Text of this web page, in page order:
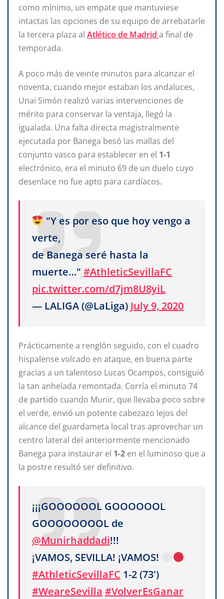
como mínimo, un empate que mantuviese
intactas las opciones de su equipo de arrebatarle
la tercera plaza al Atlético de Madrid a final de
temporada.
A poco más de veinte minutos para alcanzar el
noventa, cuando mejor estaban los andaluces,
Unai Simón realizó varias intervenciones de
mérito para conservar la ventaja, llegó la
igualada. Una falta directa magistralmente
ejecutada por Banega besó las mallas del
conjunto vasco para establecer en el 1-1
electrónico, era el minuto 69 de un duelo cuyo
desenlace no fue apto para cardíacos.
"Y es por eso que hoy vengo a
verte,
de Banega seré hasta la
muerte…" #AthleticSevillaFC
pic.twitter.com/d7jm8U8yiL
— LALIGA (@LaLiga) July 9, 2020
Prácticamente a renglón seguido, con el cuadro
hispalense volcado en ataque, en buena parte
gracias a un talentoso Lucas Ocampos, consiguió
la tan anhelada remontada. Corría el minuto 74
de partido cuando Munir, que llevaba poco sobre
el verde, envió un potente cabezazo lejos del
alcance del guardameta local tras aprovechar un
centro lateral del anteriormente mencionado
Banega para instaurar el 1-2 en el luminoso que a
la postre resultó ser definitivo.
¡¡¡GOOOOOOL GOOOOOOL
GOOOOOOOOL de
@Munirhaddadi!!!
¡VAMOS, SEVILLA! ¡VAMOS!
#AthleticSevillaFC 1-2 (73')
#WeareSevilla #VolverEsGanar